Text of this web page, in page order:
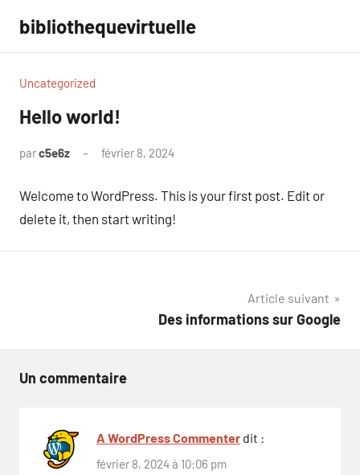
contenu
bibliothequevirtuelle
Uncategorized
Hello world!
parc5e6z février 8, 2024
Welcome to WordPress. This is your first post. Edit or
delete it, then start writing!
Article suivant
Des informations sur Google
Un commentaire
A WordPress Commenter dit :
février 8, 2024 à 10:06 pm